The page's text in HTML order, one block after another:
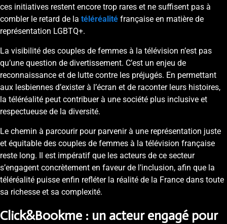
ces initiatives restent encore trop rares et ne suffisent pas à
combler le retard de la téléréalité française en matière de
représentation LGBTQ+.
La visibilité des couples de femmes à la télévision n’est pas
qu’une question de divertissement. C’est un enjeu de
reconnaissance et de lutte contre les préjugés. En permettant
aux lesbiennes d’exister à l’écran et de raconter leurs histoires,
la téléréalité peut contribuer à une société plus inclusive et
respectueuse de la diversité.
Le chemin à parcourir pour parvenir à une représentation juste
et équitable des couples de femmes à la télévision française
reste long. Il est impératif que les acteurs de ce secteur
s’engagent concrètement en faveur de l’inclusion, afin que la
téléréalité puisse enfin refléter la réalité de la France dans toute
sa richesse et sa complexité.
Click&Bookme : un acteur engagé pour